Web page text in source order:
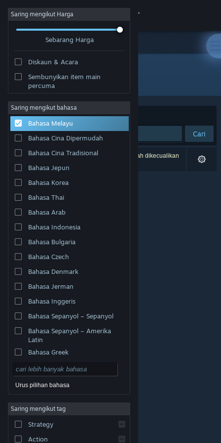
Sign in
Tentang
Sokongan
Ubah bahasa
Dapatkan Steam Mobile App
Lihat laman web desktop
© Valve Corporation. Hak cipta terpelihara. Semua
tanda dagangan ialah hak milik pemilik masing-masing
Perundangan|Accessibility
Steam| Bayaran balik
Saring mengikut Harga
Sebarang Harga
Diskaun & Acara
Sembunyikan item main
percuma
Saring mengikut bahasa
Bahasa Melayu
Bahasa Cina Dipermudah
Bahasa Cina Tradisional
Bahasa Jepun
Bahasa Korea
Bahasa Thai
Bahasa Arab
Bahasa Indonesia
Bahasa Bulgaria
Bahasa Czech
Bahasa Denmark
Bahasa Jerman
Bahasa Inggeris
Bahasa Sepanyol – Sepanyol
Bahasa Sepanyol – Amerika
Latin
Bahasa Greek
Urus pilihan bahasa
Saring mengikut tag
Strategy
Action
Pembangun: Nyan_Fort
Susun mengikut Perkaitan
Cari
0 hasil sepadan dengan carian anda. 2 tajuk telah dikecualikan
berdasarkan pilihan anda.